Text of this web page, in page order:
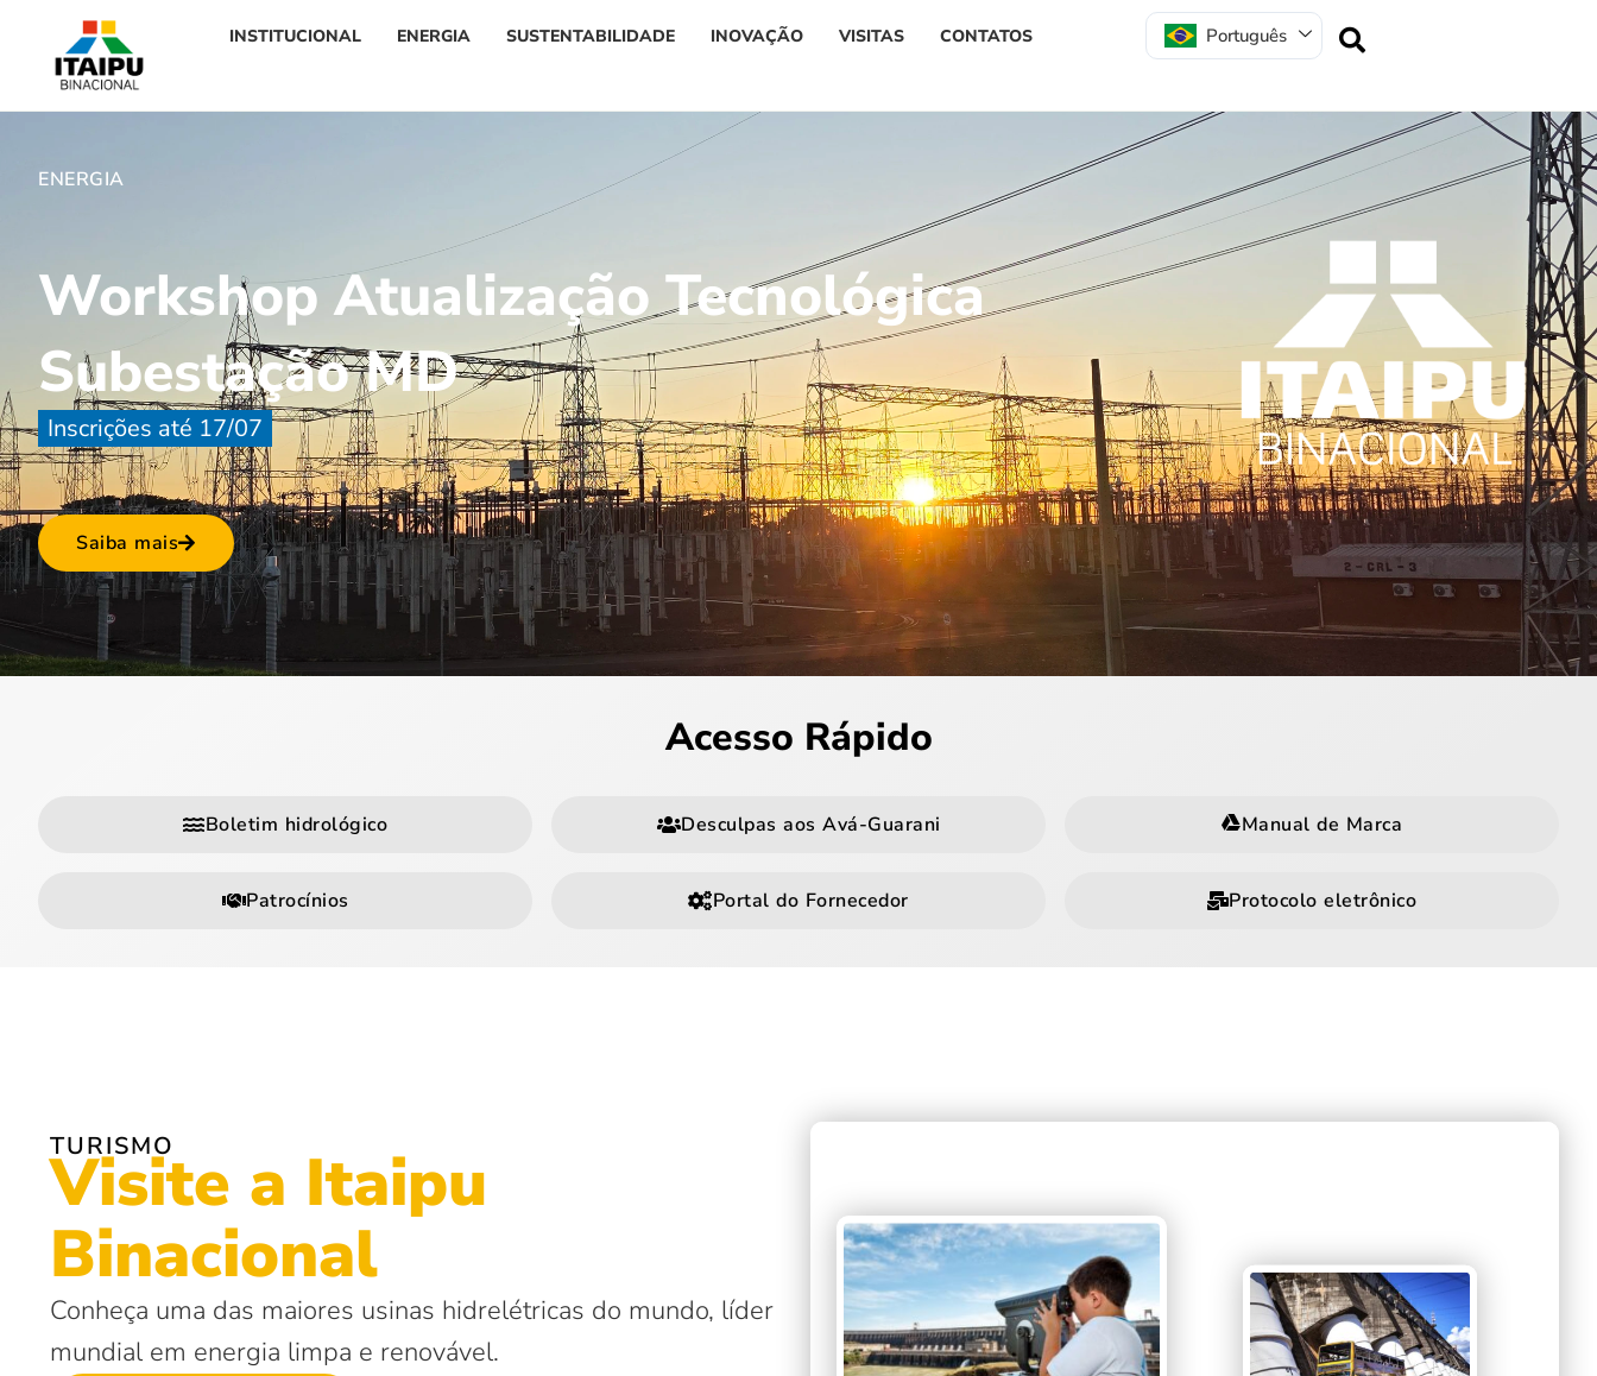
INSTITUCIONAL ENERGIA SUSTENTABILIDADE INOVAÇÃO VISITAS CONTATOS Português
ENERGIA
Workshop Atualização Tecnológica
Subestação MD
Inscrições até 17/07
Saiba mais
Acesso Rápido
Boletim hidrológico Desculpas aos Avá-Guarani Manual de Marca
Patrocínios Portal do Fornecedor Protocolo eletrônico
TURISMO
Visite a Itaipu
Binacional
Conheça uma das maiores usinas hidrelétricas do mundo, líder
mundial em energia limpa e renovável.